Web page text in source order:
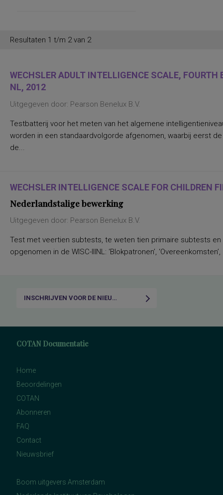
Resultaten 1 t/m 2 van 2
WECHSLER ADULT INTELLIGENCE SCALE,
NL, 2012
Uitgegeven door: Pearson Benelux B.V.
Testbatterij voor het meten van het algemene
worden in een standaardvolgorde afgenomen, waarbij eerst
de...
WECHSLER INTELLIGENCE SCALE FOR CHILDREN
Nederlandstalige bewerking
Uitgegeven door: Pearson Benelux B.V.
Test met veertien subtests, te weten tien primaire subtests
opgenomen in de WISC-IIINL: ‘Blokpatronen’,
INSCHRIJVEN VOOR DE NIEUWSBRIEF
COTAN Documentatie
Home
Beoordelingen
COTAN
Abonneren
FAQ
Contact
Nieuwsbrief
Boom uitgevers Amsterdam